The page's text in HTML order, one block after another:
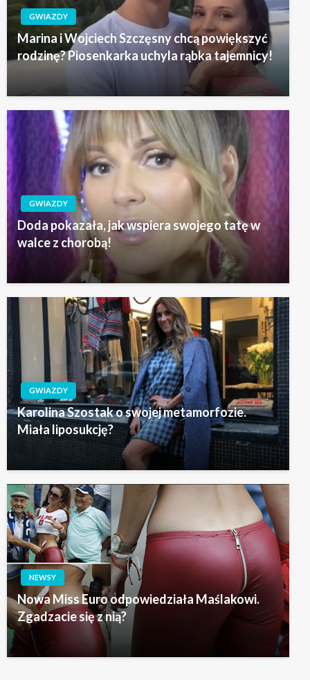
GWIAZDY
Marina i Wojciech Szczęsny chcą powiększyć
rodzinę? Piosenkarka uchyla rąbka tajemnicy!
GWIAZDY
Doda pokazała, jak wspiera swojego tatę w
walce z chorobą!
GWIAZDY
Karolina Szostak o swojej metamorfozie.
Miała liposukcję?
NEWSY
Nowa Miss Euro odpowiedziała Maślakowi.
Zgadzacie się z nią?